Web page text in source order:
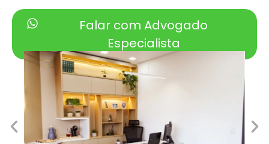
Falar com Advogado
Especialista
(Atendimento sem compromisso)